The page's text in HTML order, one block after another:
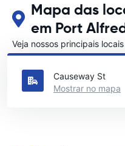
Mapa das
em Port
Veja nossos principais
Alfred
Causeway St
Mostrar no mapa